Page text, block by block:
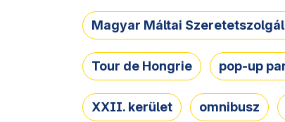
Magyar Máltai
Tour de Hongrie pop-up
XXII. kerület omnibusz